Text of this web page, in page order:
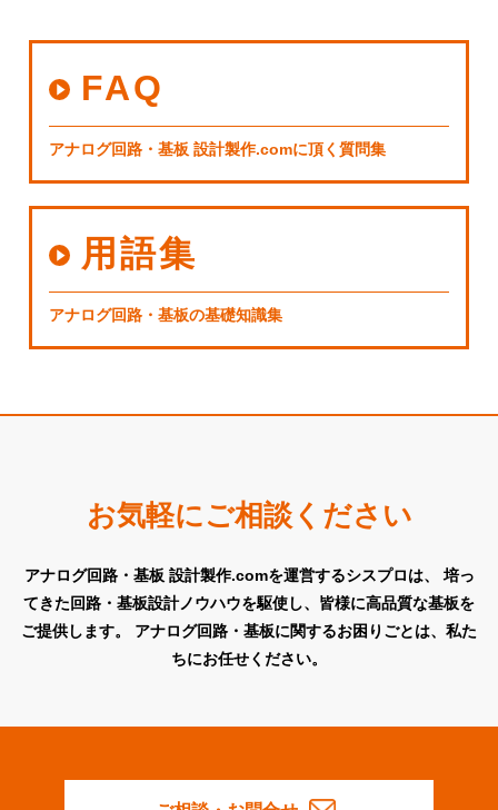
FAQ
アナログ回路・基板 設計製作.comに頂く質問集
用語集
アナログ回路・基板の基礎知識集
お気軽にご相談ください
アナログ回路・基板 設計製作.comを運営するシスプロは、
培っ
てきた回路・基板設計ノウハウを駆使し、皆様に高品質な基板を
ご提供します。
アナログ回路・基板に関するお困りごとは、私た
ちにお任せください。